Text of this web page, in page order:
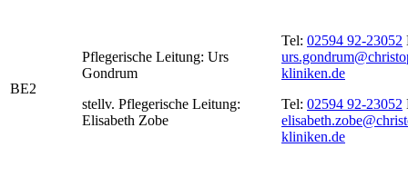
BE2
Pflegerische Leitung: Urs
Gondrum
stellv. Pflegerische Leitung:
Elisabeth Zobe
Tel: 02594 92-23052
kliniken.de
Tel: 02594 92-23052
kliniken.de